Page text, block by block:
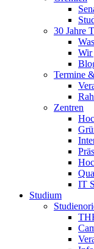
30 Jahre
Wir
Termine
Zentren
IT
Studium